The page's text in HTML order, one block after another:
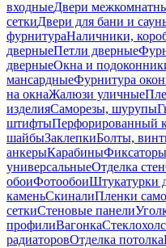
входныеДвери
сеткиДвери для бани и
фурнитураНаличники,
дверныеПетли дверные
дверныеОкна и
мансардныеФурнитура
на окнаЖалюзи уличные
изделияСаморезы, шурупы
штифтыПерфорированный
шайбыЗаклепкиБолты,
анкерыКарабины
универсальныеОтделка стен
обоиФотообоиШтукатурки
каменьСкиналиПленки
сеткиСтеновые панели
профилиВагонка
радиаторовОтделка потолка